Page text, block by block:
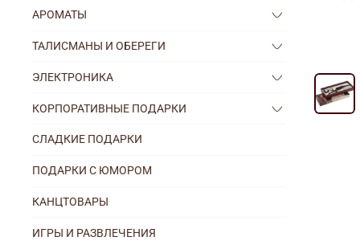
АРОМАТЫ
ТАЛИСМАНЫ И ОБЕРЕГИ
ЭЛЕКТРОНИКА
КОРПОРАТИВНЫЕ ПОДАРКИ
СЛАДКИЕ ПОДАРКИ
ПОДАРКИ С ЮМОРОМ
КАНЦТОВАРЫ
ИГРЫ И РАЗВЛЕЧЕНИЯ